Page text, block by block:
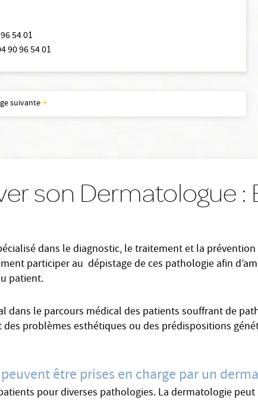
54 01
90 96 54 01
suivante
son Dermatologue :
dans le diagnostic, le traitement et la
participer au dépistage de ces pathologie afin
patient.
dans le parcours médical des patients souffrant de
problèmes esthétiques ou des prédispositions
être prises en charge par un
pour diverses pathologies. La dermatologie